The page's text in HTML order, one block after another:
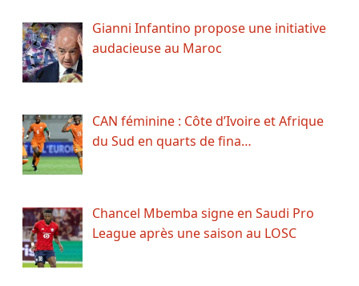
Gianni Infantino propose une initiative
audacieuse au Maroc
CAN féminine : Côte d’Ivoire et Afrique
du Sud en quarts de fina…
Chancel Mbemba signe en Saudi Pro
League après une saison au LOSC